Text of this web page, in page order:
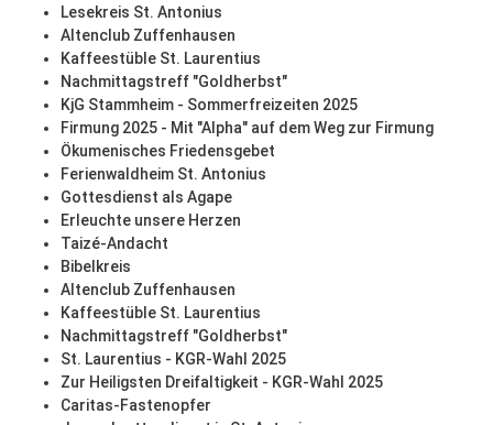
Lesekreis St. Antonius
Altenclub Zuffenhausen
Kaffeestüble St. Laurentius
Nachmittagstreff "Goldherbst"
KjG Stammheim - Sommerfreizeiten 2025
Firmung 2025 - Mit "Alpha" auf dem Weg zur Firmung
Ökumenisches Friedensgebet
Ferienwaldheim St. Antonius
Gottesdienst als Agape
Erleuchte unsere Herzen
Taizé-Andacht
Bibelkreis
Altenclub Zuffenhausen
Kaffeestüble St. Laurentius
Nachmittagstreff "Goldherbst"
St. Laurentius - KGR-Wahl 2025
Zur Heiligsten Dreifaltigkeit - KGR-Wahl 2025
Caritas-Fastenopfer